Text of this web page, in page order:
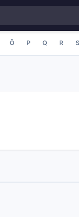
Ö P Q R S